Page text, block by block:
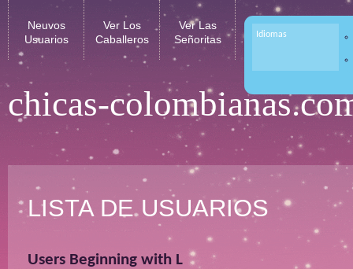
chicas-
Neuvos
Usuarios
Ver Los
Caballeros
Ver Las
Señoritas
Idiomas
LISTA DE USUARIOS
Users Beginning with L